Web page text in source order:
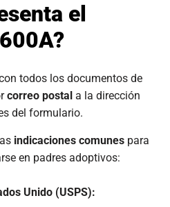
el
todos los documentos de
correo postal a la dirección
del formulario.
indicaciones comunes para
en padres adoptivos:
Unido (USPS):